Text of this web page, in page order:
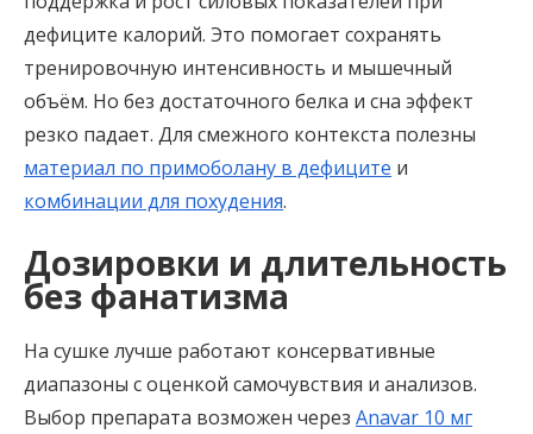
дефиците калорий. Это помогает сохранять
тренировочную интенсивность и мышечный
объём. Но без достаточного белка и сна эффект
резко падает. Для смежного контекста полезны
материал по примоболану в дефиците и
комбинации для похудения.
Дозировки и длительность
без фанатизма
На сушке лучше работают консервативные
диапазоны с оценкой самочувствия и анализов.
Выбор препарата возможен через Anavar 10 мг